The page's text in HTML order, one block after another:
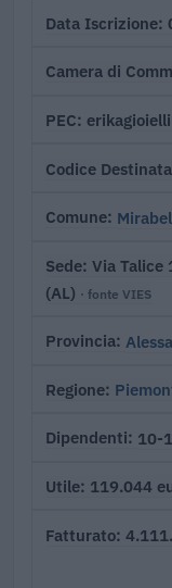
Data Iscrizione
Camera di
PEC
Codice
Comune
Sede Via Talice
(AL) · fonte VIES
Provincia
Regione
Dipendenti 10-
Utile 119.044
Fatturato